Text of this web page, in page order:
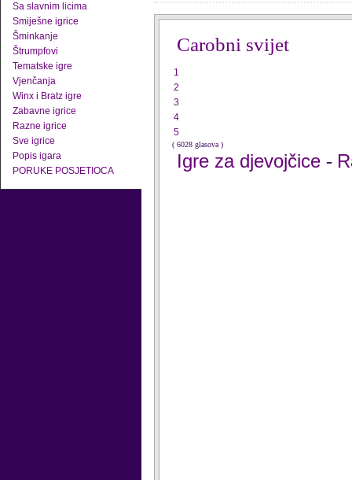
Sa slavnim licima
Smiješne igrice
Šminkanje
Štrumpfovi
Tematske igre
Vjenčanja
Winx i Bratz igre
Zabavne igrice
Razne igrice
Sve igrice
Popis igara
PORUKE POSJETIOCA
Carobni svijet
1
2
3
4
5
( 6028 glasova )
Igre za djevojčice -